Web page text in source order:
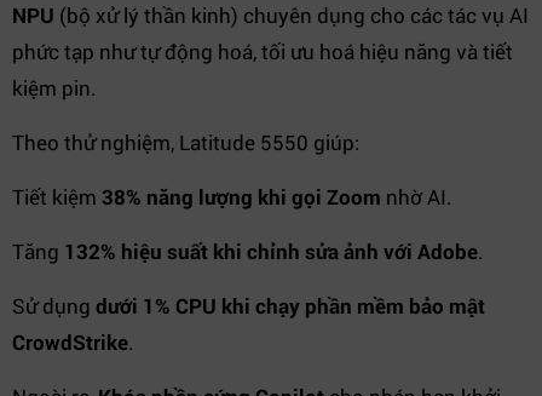
NPU (bộ xử lý thần kinh) chuyên dụng cho các tác vụ AI
phức tạp như tự động hoá, tối ưu hoá hiệu năng và tiết
kiệm pin.
Theo thử nghiệm, Latitude 5550 giúp:
Tiết kiệm 38% năng lượng khi gọi Zoom nhờ AI.
Tăng 132% hiệu suất khi chỉnh sửa ảnh với Adobe.
Sử dụng dưới 1% CPU khi chạy phần mềm bảo mật
CrowdStrike.